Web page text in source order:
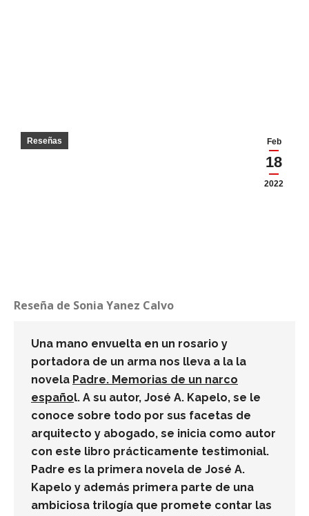
Feb
18
2022
Reseñas
Reseña de Sonia Yanez Calvo
Una mano envuelta en un rosario y
portadora de un arma nos lleva a la la
novela Padre. Memorias de un narco
español. A su autor, José A. Kapelo, se le
conoce sobre todo por sus facetas de
arquitecto y abogado, se inicia como autor
con este libro prácticamente testimonial.
Padre es la primera novela de José A.
Kapelo y además primera parte de una
ambiciosa trilogía que promete contar las